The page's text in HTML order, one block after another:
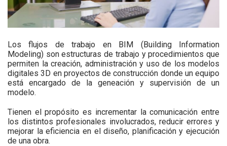
Los flujos de trabajo en BIM (Building Information
Modeling) son estructuras de trabajo y procedimientos que
permiten la creación, administración y uso de los modelos
digitales 3D en proyectos de construcción donde un equipo
está encargado de la geneación y supervisión de un
modelo.
Tienen el propósito es incrementar la comunicación entre
los distintos profesionales involucrados, reducir errores y
mejorar la eficiencia en el diseño, planificación y ejecución
de una obra.